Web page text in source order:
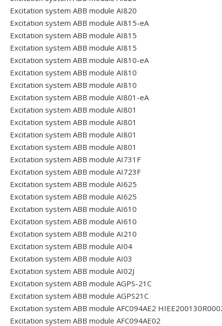
Excitation system ABB module AI820
Excitation system ABB module AI815-eA
Excitation system ABB module AI815
Excitation system ABB module AI815
Excitation system ABB module AI810-eA
Excitation system ABB module AI810
Excitation system ABB module AI810
Excitation system ABB module AI801-eA
Excitation system ABB module AI801
Excitation system ABB module AI801
Excitation system ABB module AI801
Excitation system ABB module AI801
Excitation system ABB module AI731F
Excitation system ABB module AI723F
Excitation system ABB module AI625
Excitation system ABB module AI625
Excitation system ABB module AI610
Excitation system ABB module AI610
Excitation system ABB module AI210
Excitation system ABB module AI04
Excitation system ABB module AI03
Excitation system ABB module AI02J
Excitation system ABB module AGPS-21C
Excitation system ABB module AGPS21C
Excitation system ABB module AFC094AE2
Excitation system ABB module AFC094AE02